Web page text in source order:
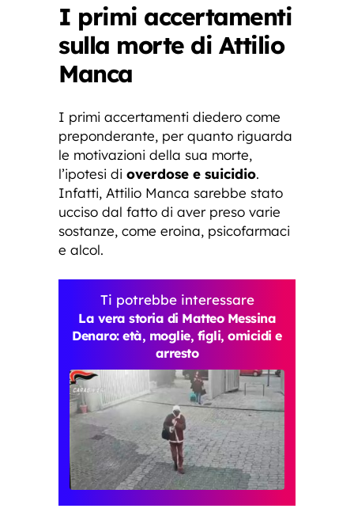
I primi accertamenti
sulla morte di Attilio
Manca
I primi accertamenti diedero come
preponderante, per quanto riguarda
le motivazioni della sua morte,
l’ipotesi di overdose e suicidio.
Infatti, Attilio Manca sarebbe stato
ucciso dal fatto di aver preso varie
sostanze, come eroina, psicofarmaci
e alcol.
Ti potrebbe interessare
La vera storia di Matteo Messina
Denaro: età, moglie, figli, omicidi e
arresto